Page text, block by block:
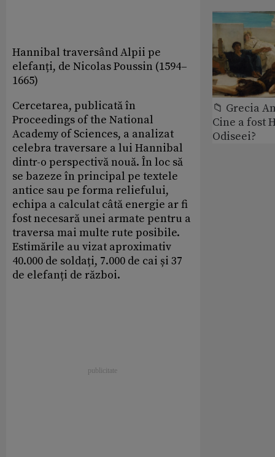
Hannibal traversând Alpii pe
elefanți, de Nicolas Poussin (1594–
1665)
Cercetarea, publicată în
Proceedings of the National
Academy of Sciences, a analizat
celebra traversare a lui Hannibal
dintr-o perspectivă nouă. În loc să
se bazeze în principal pe textele
antice sau pe forma reliefului,
echipa a calculat câtă energie ar fi
fost necesară unei armate pentru a
traversa mai multe rute posibile.
Estimările au vizat aproximativ
40.000 de soldați, 7.000 de cai și 37
de elefanți de război.
📁 Grecia
Cine a fost
Odiseei?